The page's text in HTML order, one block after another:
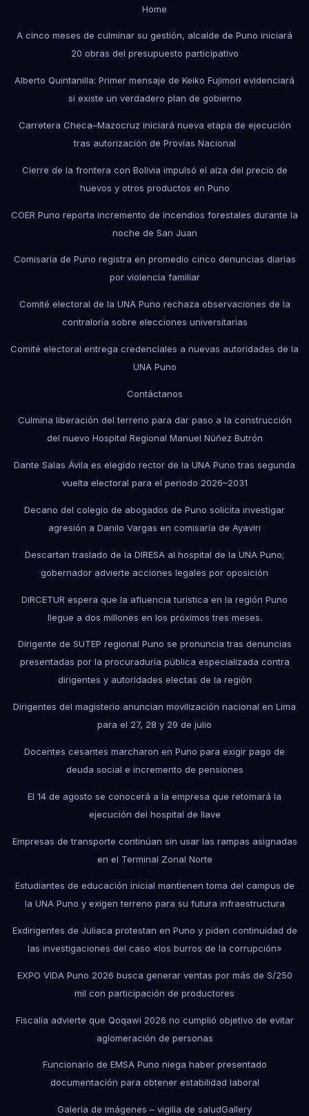
Home
A cinco meses de culminar su gestión, alcalde de Puno iniciará
20 obras del presupuesto participativo
Alberto Quintanilla: Primer mensaje de Keiko Fujimori evidenciará
si existe un verdadero plan de gobierno
Carretera Checa–Mazocruz iniciará nueva etapa de ejecución
tras autorización de Provías Nacional
Cierre de la frontera con Bolivia impulsó el alza del precio de
huevos y otros productos en Puno
COER Puno reporta incremento de incendios forestales durante la
noche de San Juan
Comisaría de Puno registra en promedio cinco denuncias diarias
por violencia familiar
Comité electoral de la UNA Puno rechaza observaciones de la
contraloría sobre elecciones universitarias
Comité electoral entrega credenciales a nuevas autoridades de la
UNA Puno
Contáctanos
Culmina liberación del terreno para dar paso a la construcción
del nuevo Hospital Regional Manuel Núñez Butrón
Dante Salas Ávila es elegido rector de la UNA Puno tras segunda
vuelta electoral para el periodo 2026–2031
Decano del colegio de abogados de Puno solicita investigar
agresión a Danilo Vargas en comisaría de Ayaviri
Descartan traslado de la DIRESA al hospital de la UNA Puno;
gobernador advierte acciones legales por oposición
DIRCETUR espera que la afluencia turística en la región Puno
llegue a dos millones en los próximos tres meses.
Dirigente de SUTEP regional Puno se pronuncia tras denuncias
presentadas por la procuraduría pública especializada contra
dirigentes y autoridades electas de la región
Dirigentes del magisterio anuncian movilización nacional en Lima
para el 27, 28 y 29 de julio
Docentes cesantes marcharon en Puno para exigir pago de
deuda social e incremento de pensiones
El 14 de agosto se conocerá a la empresa que retomará la
ejecución del hospital de Ilave
Empresas de transporte continúan sin usar las rampas asignadas
en el Terminal Zonal Norte
Estudiantes de educación inicial mantienen toma del campus de
la UNA Puno y exigen terreno para su futura infraestructura
Exdirigentes de Juliaca protestan en Puno y piden continuidad de
las investigaciones del caso «los burros de la corrupción»
EXPO VIDA Puno 2026 busca generar ventas por más de S/250
mil con participación de productores
Fiscalía advierte que Qoqawi 2026 no cumplió objetivo de evitar
aglomeración de personas
Funcionario de EMSA Puno niega haber presentado
documentación para obtener estabilidad laboral
Galería de imágenes – vigilia de saludGallery